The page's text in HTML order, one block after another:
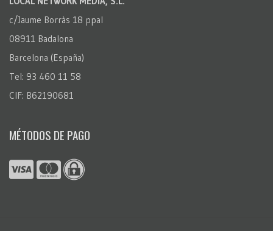
c/Jaume Borràs 18 ppal
08911 Badalona
Barcelona (España)
Tel: 93 460 11 58
CIF: B62190681
MÉTODOS DE PAGO